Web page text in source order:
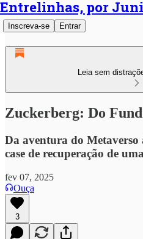
Entrelinhas, por
Inscreva-se Entrar
Leia sem
Zuckerberg: Do
Da aventura do
case de recuperação de
fev 07, 2025
Ouça
3